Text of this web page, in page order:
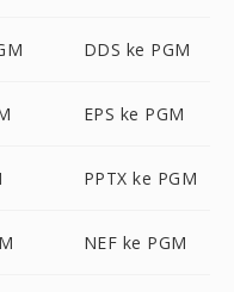
DDS ke PGM
EPS ke PGM
PPTX ke PGM
NEF ke PGM